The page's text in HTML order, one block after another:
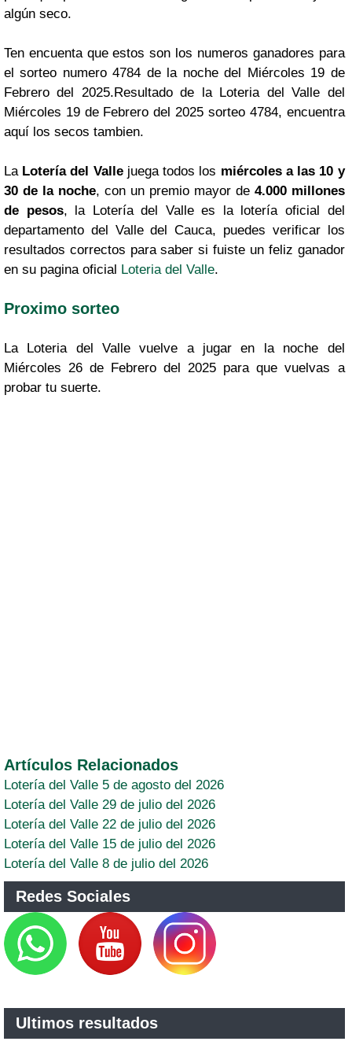
algún seco.
Ten encuenta que estos son los numeros ganadores para
el sorteo numero 4784 de la noche del Miércoles 19 de
Febrero del 2025.Resultado de la Loteria del Valle del
Miércoles 19 de Febrero del 2025 sorteo 4784, encuentra
aquí los secos tambien.
La Lotería del Vallejuega todos los miércoles a las 10 y
30 de la noche, con un premio mayor de 4.000 millones
de pesos, la Lotería del Valle es la lotería oficial del
departamento del Valle del Cauca, puedes verificar los
resultados correctos para saber si fuiste un feliz ganador
en su pagina oficial Loteria del Valle.
Proximo sorteo
La Loteria del Valle vuelve a jugar en la noche del
Miércoles 26 de Febrero del 2025 para que vuelvas a
probar tu suerte.
Artículos Relacionados
Lotería del Valle 5 de agosto del 2026
Lotería del Valle 29 de julio del 2026
Lotería del Valle 22 de julio del 2026
Lotería del Valle 15 de julio del 2026
Lotería del Valle 8 de julio del 2026
Redes Sociales
Ultimos resultados